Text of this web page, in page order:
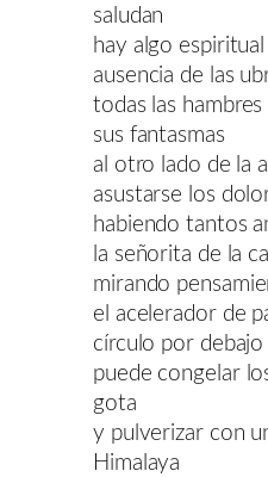
saludan
hay algo
ausencia de las
todas las
sus fantasmas
al otro lado de la
asustarse los
habiendo tantos
la señorita de la
mirando
el acelerador de
círculo por
puede congelar
gota
y pulverizar con
Himalaya